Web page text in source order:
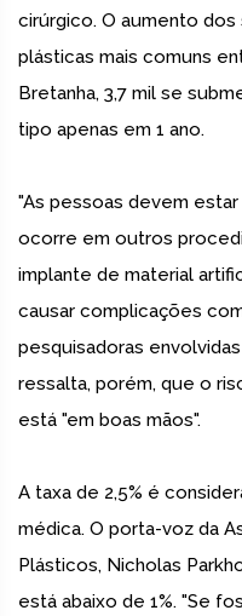
cirúrgico. O aumento dos
plásticas mais comuns
Bretanha, 3,7 mil se
tipo apenas em 1 ano.
"As pessoas devem
ocorre em outros
implante de material
causar complicações
pesquisadoras
ressalta, porém, que o
está "em boas mãos".
A taxa de 2,5% é
médica. O porta-voz da
Plásticos, Nicholas
está abaixo de 1%. "Se